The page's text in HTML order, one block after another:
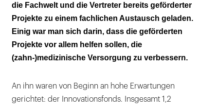
die Fachwelt und die Vertreter bereits geförderter
Projekte zu einem fachlichen Austausch geladen.
Einig war man sich darin, dass die geförderten
Projekte vor allem helfen sollen, die
(zahn-)medizinische Versorgung zu verbessern.
An ihn waren von Beginn an hohe Erwartungen
gerichtet: der Innovationsfonds. Insgesamt 1,2